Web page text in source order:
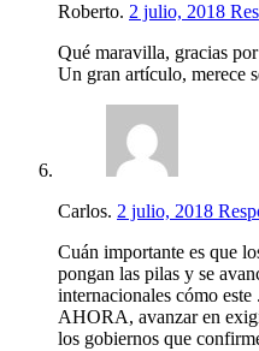
Roberto. 2 julio, 2018
Qué maravilla, gracias
Un gran artículo, merece
Carlos. 2 julio, 2018
Cuán importante es que
pongan las pilas y se
internacionales cómo este .
AHORA, avanzar en
los gobiernos que